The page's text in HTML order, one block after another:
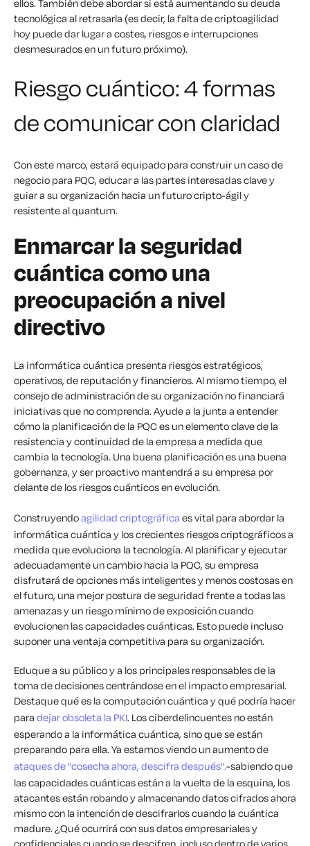
ellos. También debe abordar si está aumentando su deuda
tecnológica al retrasarla (es decir, la falta de criptoagilidad
hoy puede dar lugar a costes, riesgos e interrupciones
desmesurados en un futuro próximo).
Riesgo cuántico: 4 formas
de comunicar con claridad
Con este marco, estará equipado para construir un caso de
negocio para PQC, educar a las partes interesadas clave y
guiar a su organización hacia un futuro cripto-ágil y
resistente al quantum.
Enmarcar la seguridad
cuántica como una
preocupación a nivel
directivo
La informática cuántica presenta riesgos estratégicos,
operativos, de reputación y financieros. Al mismo tiempo, el
consejo de administración de su organización no financiará
iniciativas que no comprenda. Ayude a la junta a entender
cómo la planificación de la PQC es un elemento clave de la
resistencia y continuidad de la empresa a medida que
cambia la tecnología. Una buena planificación es una buena
gobernanza, y ser proactivo mantendrá a su empresa por
delante de los riesgos cuánticos en evolución.
Construyendoagilidad criptográfica es vital para abordar la
informática cuántica y los crecientes riesgos criptográficos a
medida que evoluciona la tecnología. Al planificar y ejecutar
adecuadamente un cambio hacia la PQC, su empresa
disfrutará de opciones más inteligentes y menos costosas en
el futuro, una mejor postura de seguridad frente a todas las
amenazas y un riesgo mínimo de exposición cuando
evolucionen las capacidades cuánticas. Esto puede incluso
suponer una ventaja competitiva para su organización.
Eduque a su público y a los principales responsables de la
toma de decisiones centrándose en el impacto empresarial.
Destaque qué es la computación cuántica y qué podría hacer
para dejar obsoleta la PKI. Los ciberdelincuentes no están
esperando a la informática cuántica, sino que se están
preparando para ella. Ya estamos viendo un aumento de
ataques de "cosecha ahora, descifra después".-sabiendo que
las capacidades cuánticas están a la vuelta de la esquina, los
atacantes están robando y almacenando datos cifrados ahora
mismo con la intención de descifrarlos cuando la cuántica
madure. ¿Qué ocurrirá con sus datos empresariales y